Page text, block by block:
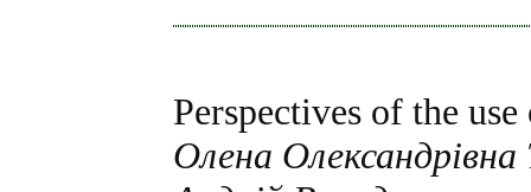
Perspectives of the
Олена